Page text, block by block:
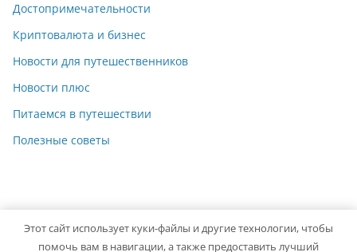
Достопримечательности
Криптовалюта и бизнес
Новости для путешественников
Новости плюс
Питаемся в путешествии
Полезные советы
Copyright © 2026 Travelbox27. Powered byColorMagand
Этот сайт использует куки-файлы и другие технологии, чтобы
помочь вам в навигации, а также предоставить лучший